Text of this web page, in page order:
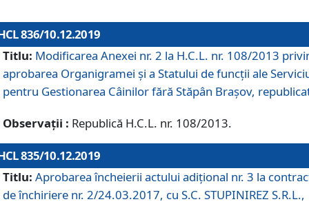
836/10.12.2019
Titlu: Modificarea Anexei nr. 2 la H.C.L. nr. 108/2013
aprobarea Organigramei şi a Statului de funcții ale
pentru Gestionarea Câinilor fără Stăpân Brașov,
Observații : Republică H.C.L. nr. 108/2013.
835/10.12.2019
Titlu: Aprobarea încheierii actului adițional nr. 3 la
de închiriere nr. 2/24.03.2017, cu S.C. STUPINIREZ S.R.L.,